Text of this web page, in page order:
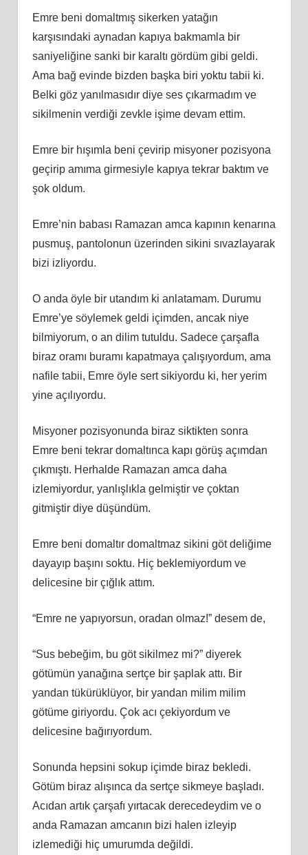
Emre beni domaltmış sikerken yatağın
karşısındaki aynadan kapıya bakmamla bir
saniyeliğine sanki bir karaltı gördüm gibi geldi.
Ama bağ evinde bizden başka biri yoktu tabii ki.
Belki göz yanılmasıdır diye ses çıkarmadım ve
sikilmenin verdiği zevkle işime devam ettim.
Emre bir hışımla beni çevirip misyoner pozisyona
geçirip amıma girmesiyle kapıya tekrar baktım ve
şok oldum.
Emre’nin babası Ramazan amca kapının kenarına
pusmuş, pantolonun üzerinden sikini sıvazlayarak
bizi izliyordu.
O anda öyle bir utandım ki anlatamam. Durumu
Emre’ye söylemek geldi içimden, ancak niye
bilmiyorum, o an dilim tutuldu. Sadece çarşafla
biraz oramı buramı kapatmaya çalışıyordum, ama
nafile tabii, Emre öyle sert sikiyordu ki, her yerim
yine açılıyordu.
Misyoner pozisyonunda biraz siktikten sonra
Emre beni tekrar domaltınca kapı görüş açımdan
çıkmıştı. Herhalde Ramazan amca daha
izlemiyordur, yanlışlıkla gelmiştir ve çoktan
gitmiştir diye düşündüm.
Emre beni domaltır domaltmaz sikini göt deliğime
dayayıp başını soktu. Hiç beklemiyordum ve
delicesine bir çığlık attım.
“Emre ne yapıyorsun, oradan olmaz!” desem de,
“Sus bebeğim, bu göt sikilmez mi?” diyerek
götümün yanağına sertçe bir şaplak attı. Bir
yandan tükürüklüyor, bir yandan milim milim
götüme giriyordu. Çok acı çekiyordum ve
delicesine bağırıyordum.
Sonunda hepsini sokup içimde biraz bekledi.
Götüm biraz alışınca da sertçe sikmeye başladı.
Acıdan artık çarşafı yırtacak derecedeydim ve o
anda Ramazan amcanın bizi halen izleyip
izlemediği hiç umurumda değildi.